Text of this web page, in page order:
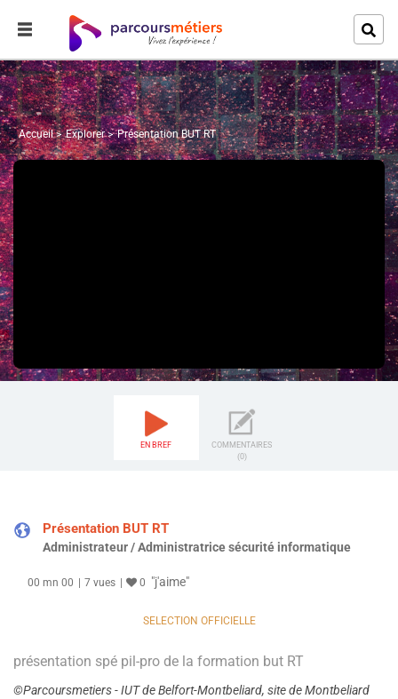
Accueil Explorer Présentation BUT RT
EN BREF
COMMENTAIRES
(0)
Présentation BUT RT
Administrateur / Administratrice sécurité informatique
00 mn 00 7 vues 0 "j'aime"
SELECTION OFFICIELLE
présentation spé pil-pro de la formation but RT
©Parcoursmetiers - IUT de Belfort-Montbeliard, site de Montbeliard